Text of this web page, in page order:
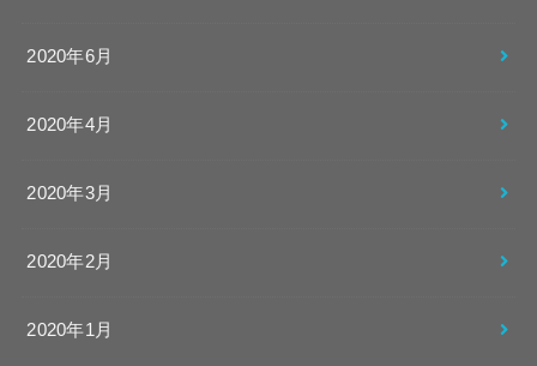
2020年6月
2020年4月
2020年3月
2020年2月
2020年1月